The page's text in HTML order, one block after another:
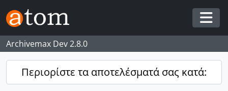
Skip to main content
Archivemax Dev 2.8.0
Περιορίστε τα αποτελέσματά σας κατά: